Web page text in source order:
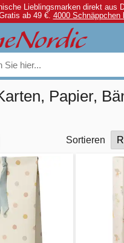
Lieblingsmarken direkt aus
ab 49 €. 4000 Schnäppchen
Papier,
Sortieren